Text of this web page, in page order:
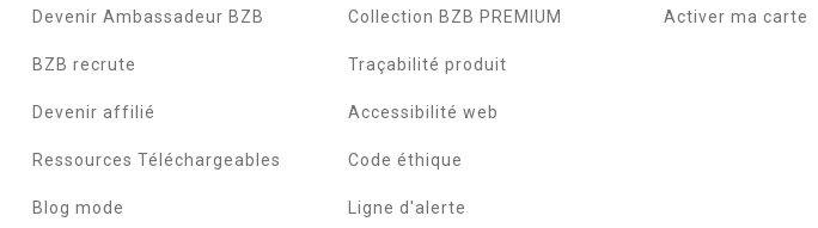
Devenir Ambassadeur BZB
BZB recrute
Devenir affilié
Ressources Téléchargeables
Blog mode
Collection BZB PREMIUM
Traçabilité produit
Accessibilité web
Code éthique
Ligne d'alerte
Activer ma carte